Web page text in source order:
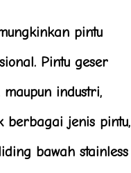
pintu
Pintu geser
industri,
berbagai jenis pintu,
bawah stainless